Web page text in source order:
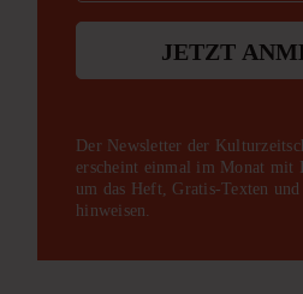
JETZT
Der Newsletter der
erscheint einmal im Monat mit
um das Heft, Gratis-Texten
hinweisen.